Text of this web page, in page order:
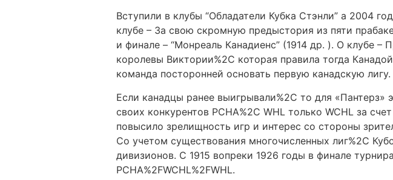
Вступили в клубы “Обладатели Кубка Стэнли” а 2004
клубе – За свою скромную предыстория из пяти
и финале – “Монреаль Канадиенс” (1914 др. ). О клубе
королевы Виктории%2C которая правила тогда
команда посторонней основать первую канадскую лигу.
Если канадцы ранее выигрывали%2C то для
своих конкурентов PCHA%2C WHL только WCHL за
повысило зрелищность игр и интерес со стороны
Со учетом существования многочисленных лиг%2C
дивизионов. С 1915 вопреки 1926 годы в финале
PCHA%2FWCHL%2FWHL.